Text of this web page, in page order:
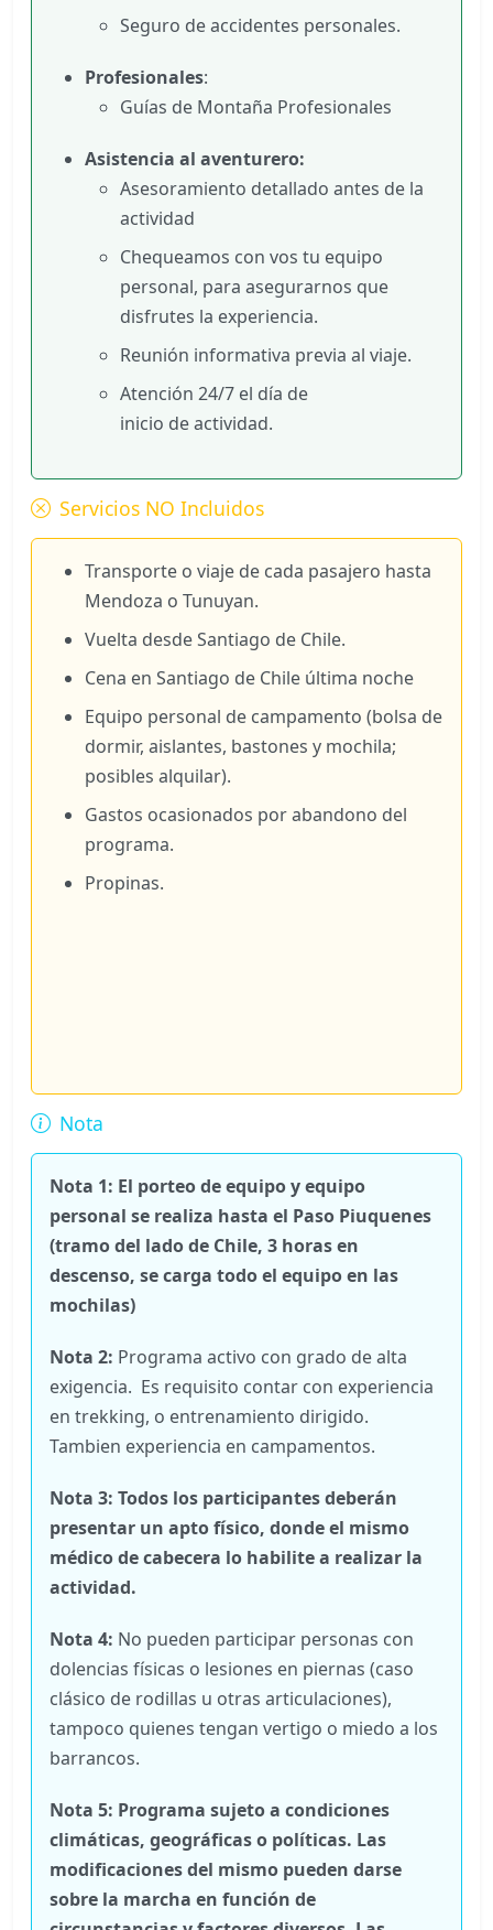
Seguro de accidentes personales.
Profesionales:
Guías de Montaña Profesionales
Asistencia al aventurero:
Asesoramiento detallado antes de la
actividad
Chequeamos con vos tu equipo
personal, para asegurarnos que
disfrutes la experiencia.
Reunión informativa previa al viaje.
Atención 24/7 el día de
inicio de actividad.
Servicios NO Incluidos
Transporte o viaje de cada pasajero hasta
Mendoza o Tunuyan.
Vuelta desde Santiago de Chile.
Cena en Santiago de Chile última noche
Equipo personal de campamento (bolsa de
dormir, aislantes, bastones y mochila;
posibles alquilar).
Gastos ocasionados por abandono del
programa.
Propinas.
Nota
Nota 1: El porteo de equipo y equipo
personal se realiza hasta el Paso Piuquenes
(tramo del lado de Chile, 3 horas en
descenso, se carga todo el equipo en las
mochilas)
Nota 2: Programa activo con grado de alta
exigencia. Es requisito contar con experiencia
en trekking, o entrenamiento dirigido.
Tambien experiencia en campamentos.
Nota 3: Todos los participantes deberán
presentar un apto físico, donde el mismo
médico de cabecera lo habilite a realizar la
actividad.
Nota 4: No pueden participar personas con
dolencias físicas o lesiones en piernas (caso
clásico de rodillas u otras articulaciones),
tampoco quienes tengan vertigo o miedo a los
barrancos.
Nota 5: Programa sujeto a condiciones
climáticas, geográficas o políticas. Las
modificaciones del mismo pueden darse
sobre la marcha en función de